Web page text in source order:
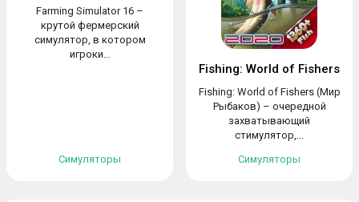
Farming Simulator 16 –
крутой фермерский
симулятор, в котором
игроки...
Симуляторы
Fishing: World of Fishers
Fishing: World of Fishers (Мир
Рыбаков) – очередной
захватывающий
стимулятор,...
Симуляторы